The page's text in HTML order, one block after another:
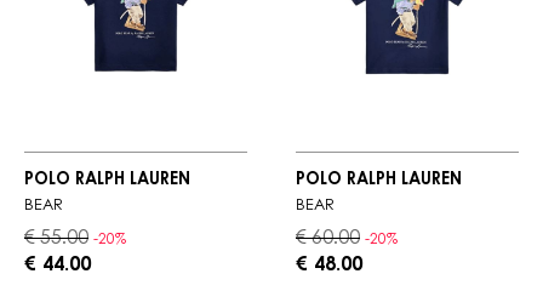
POLO RALPH LAUREN
BEAR
€ 55.00 -20%
€ 44.00
POLO RALPH LAUREN
BEAR
€ 60.00 -20%
€ 48.00